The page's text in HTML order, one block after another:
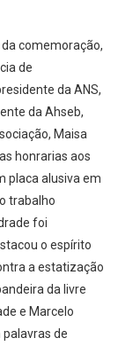
comemoração,
de
da ANS,
da Ahseb,
Maisa
honrarias aos
placa alusiva em
trabalho
foi
o espírito
a estatização
da livre
e Marcelo
de